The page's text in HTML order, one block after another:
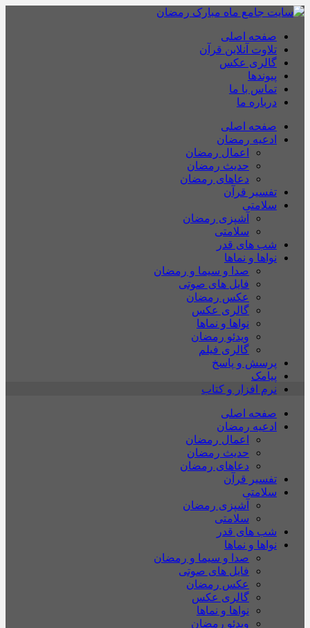
صفحه اصلی
تلاوت آنلاین قرآن
گالری عکس
پیوندها
تماس با ما
درباره ما
صفحه اصلی
ادعیه رمضان
اعمال رمضان
حدیث رمضان
دعاهای رمضان
تفسیر قرآن
سلامتی
آشپزی رمضان
سلامتی
شب های قدر
نواها و نماها
صدا و سیما و رمضان
فایل های صوتی
عکس رمضان
گالری عکس
نواها و نماها
ویدئو رمضان
گالری فیلم
پرسش و پاسخ
پیامک
نرم افزار و کتاب
صفحه اصلی
ادعیه رمضان
اعمال رمضان
حدیث رمضان
دعاهای رمضان
تفسیر قرآن
سلامتی
آشپزی رمضان
سلامتی
شب های قدر
نواها و نماها
صدا و سیما و رمضان
فایل های صوتی
عکس رمضان
گالری عکس
نواها و نماها
ویدئو رمضان